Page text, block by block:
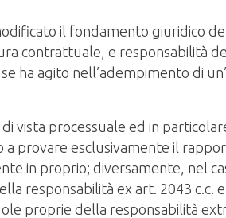
il fondamento giuridico
contrattuale, e responsabilità
ha agito nell’adempimento di
vista processuale ed in
provare esclusivamente il
in proprio; diversamente, nel
responsabilità ex art. 2043 c.c.
proprie della responsabilità